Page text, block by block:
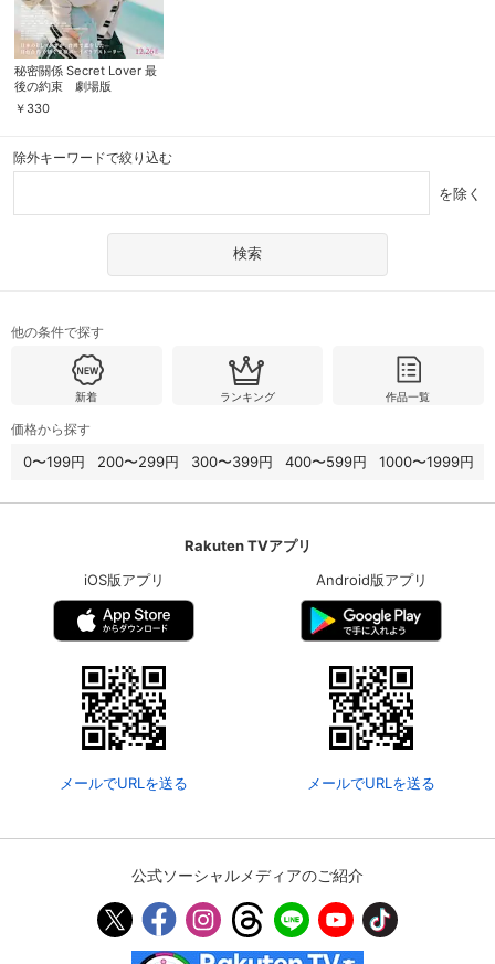
秘密關係 Secret Lover 最
後の約束 劇場版
￥ 330
除外キーワードで絞り込む
を除く
他の条件で探す
新着 ランキング 作品一覧
価格から探す
0〜199円 200〜299円 300〜399円 400〜599円 1000〜1999円
Rakuten TVアプリ
iOS版アプリ
メールでURLを送る
Android版アプリ
メールでURLを送る
公式ソーシャルメディアのご紹介